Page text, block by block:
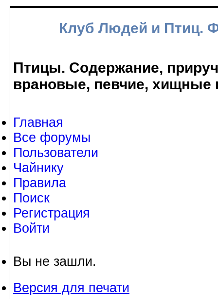
Клуб Людей и Птиц.
Птицы. Содержание,
врановые, певчие, хищные
Главная
Все форумы
Пользователи
Чайнику
Правила
Поиск
Регистрация
Войти
Вы не зашли.
Версия для печати